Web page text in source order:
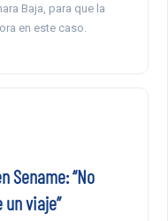
Baja, para que la
en este caso.
Sename: “No
viaje”